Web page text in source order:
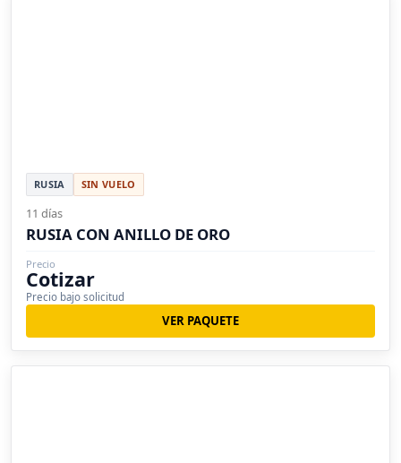
RUSIA SIN VUELO
11 días
RUSIA CON ANILLO DE ORO
Precio
Cotizar
Precio bajo solicitud
VER PAQUETE